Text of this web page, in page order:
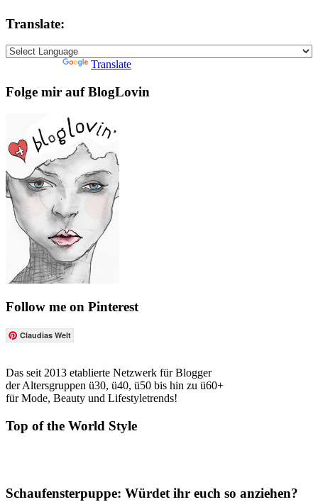
Translate:
Translate
Folge mir auf BlogLovin
Follow me on Pinterest
Claudias Welt
Das seit 2013 etablierte Netzwerk für Blogger
der Altersgruppen ü30, ü40, ü50 bis hin zu ü60+
für Mode, Beauty und Lifestyletrends!
Top of the World Style
Schaufensterpuppe: Würdet ihr euch so anziehen?